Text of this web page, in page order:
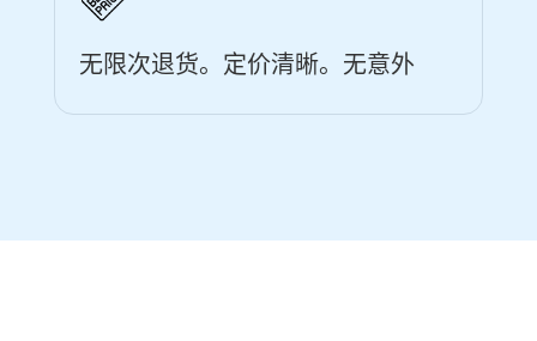
无限次退货。定价清晰。无意外